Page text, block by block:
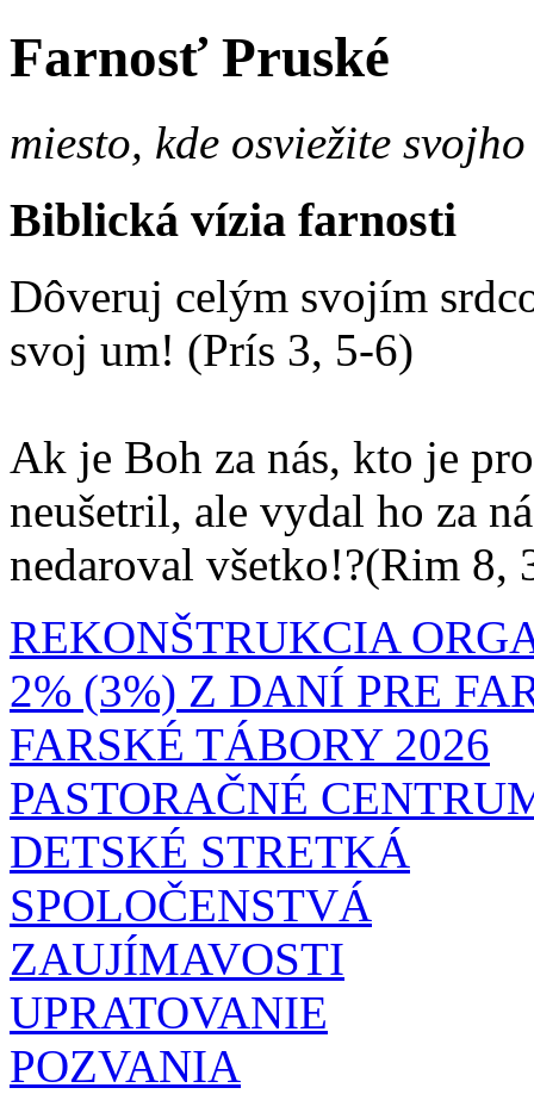
Farnosť Pruské
miesto, kde osviežite
Biblická vízia farnosti
Dôveruj celým svojím
svoj um! (Prís 3, 5-6)
Ak je Boh za nás, kto je
neušetril, ale vydal ho za
nedaroval všetko!?(Rim 8,
REKONŠTRUKCIA
2% (3%) Z DANÍ PRE
FARSKÉ TÁBORY 2026
PASTORAČNÉ
DETSKÉ STRETKÁ
SPOLOČENSTVÁ
ZAUJÍMAVOSTI
UPRATOVANIE
POZVANIA